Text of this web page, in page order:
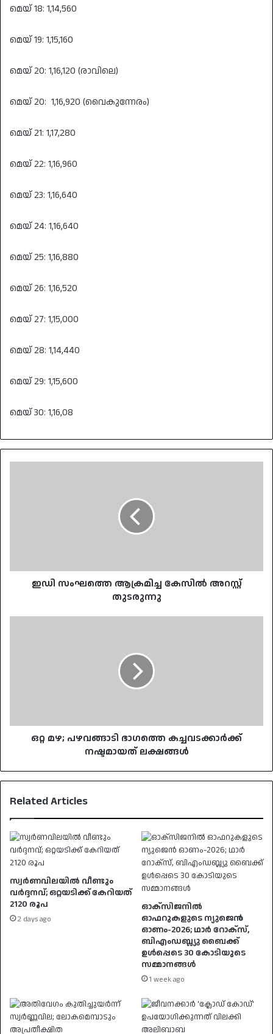
മെയ് 18: 1,14,560
മെയ് 19: 1,15,160
മെയ് 20: 1,16,120 (രാവിലെ)
മെയ് 20: 1,16,920 (വൈകുന്നേരം)
മെയ് 21: 1,17,280
മെയ് 22: 1,16,960
മെയ് 23: 1,16,640
മെയ് 24: 1,16,640
മെയ് 25: 1,16,880
മെയ് 26: 1,16,520
മെയ് 27: 1,15,000
മെയ് 28: 1,14,440
മെയ് 29: 1,15,600
മെയ് 30: 1,16,08
ഇഡി സംഘത്തെ ആക്രമിച്ച കേസിൽ അറസ്റ്റ്
തുടരുന്നു
ഒറ്റ മഴ; പഴവങ്ങാടി ഭാഗത്തെ കച്ചവടക്കാര്‍ക്ക്
നഷ്ടമായത് ലക്ഷങ്ങൾ
Related Articles
സ്വര്‍ണവിലയിൽ വീണ്ടും
വർദ്ദനവ്; ഒറ്റയടിക്ക് കേറിയത്
2120 രൂപ
2 days ago
ഓക്സിജനില്‍
ഓഫറുകളുടെ ന്യുജെന്‍
ഓണം-2026; ഥാര്‍ റോക്സ്,
ബിഎംഡബ്ല്യു ബൈക്ക്
ഉള്‍പ്പെടെ 30 കോടിയുടെ
സമ്മാനങ്ങള്‍
1 week ago